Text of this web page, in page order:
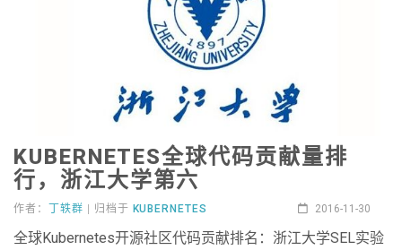
KUBERNETES全球代码贡献量排
行，浙江大学第六
作者： 丁轶群 | 归档于 KUBERNETES 2016-11-30
全球Kubernetes开源社区代码贡献排名：浙江大学SEL实验